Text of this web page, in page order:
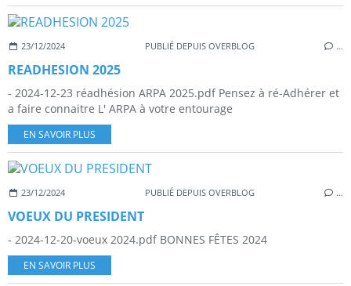
23/12/2024 PUBLIÉ DEPUIS OVERBLOG …
READHESION 2025
- 2024-12-23 réadhésion ARPA 2025.pdf Pensez à ré-Adhérer et
a faire connaitre L' ARPA à votre entourage
EN SAVOIR PLUS
23/12/2024 PUBLIÉ DEPUIS OVERBLOG …
VOEUX DU PRESIDENT
- 2024-12-20-voeux 2024.pdf BONNES FÊTES 2024
EN SAVOIR PLUS